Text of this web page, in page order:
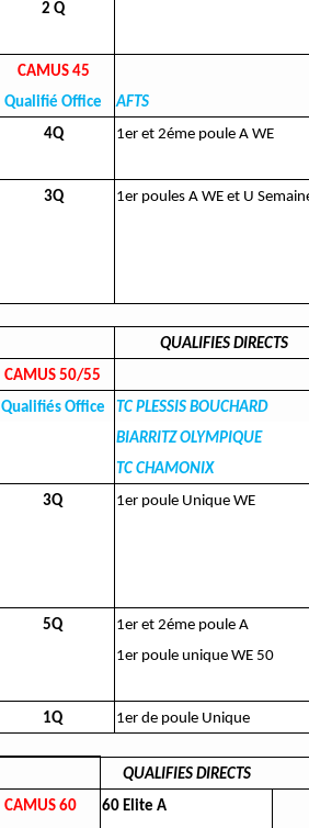
2 Q
CAMUS 45
Qualifié Office
AFTS
4Q 1er et 2éme poule A WE
3Q 1er poules A WE et U
QUALIFIES DIRECTS
CAMUS 50/55
Qualifiés Office
TC PLESSIS BOUCHARD
BIARRITZ OLYMPIQUE
TC CHAMONIX
3Q 1er poule Unique WE
5Q
1er et 2éme poule A
1er poule unique WE 50
1Q 1er de poule Unique
QUALIFIES DIRECTS
CAMUS 60
60 Elite A